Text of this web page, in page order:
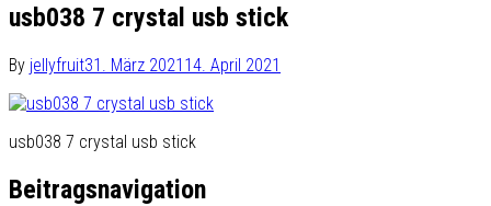
usb038 7 crystal usb stick
By jellyfruit31. März 2021 14. April 2021
usb038 7 crystal usb stick
Beitragsnavigation